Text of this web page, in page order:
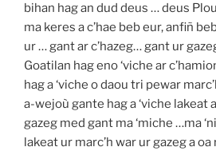
bihan hag an dud deus … deus
ma keres a c’hae beb eur, anfiñ
ur … gant ar c’hazeg… gant ur
Goatilan hag eno ‘viche ar
hag a ‘viche o daou tri pewar
a-wejoù gante hag a ‘viche lakeat
gazeg med gant ma ‘miche …ma
lakeat ur marc’h war ur gazeg a